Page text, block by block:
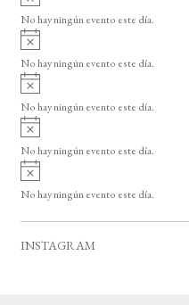
o
v
i
o
No hay ningún evento este día.
A
v
i
o
No hay ningún evento este día.
A
v
i
o
No hay ningún evento este día.
A
v
i
o
No hay ningún evento este día.
A
v
i
No hay ningún evento este día.
INSTAGRAM